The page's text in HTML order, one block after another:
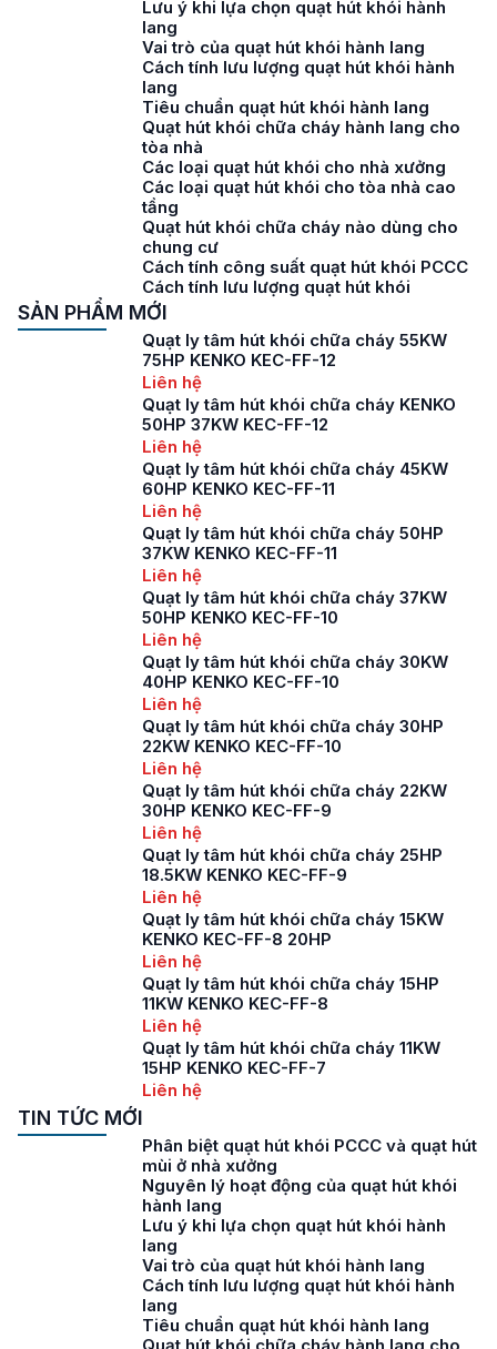
Lưu ý khi lựa chọn quạt hút khói hành
lang
Vai trò của quạt hút khói hành lang
Cách tính lưu lượng quạt hút khói hành
lang
Tiêu chuẩn quạt hút khói hành lang
Quạt hút khói chữa cháy hành lang cho
tòa nhà
Các loại quạt hút khói cho nhà xưởng
Các loại quạt hút khói cho tòa nhà cao
tầng
Quạt hút khói chữa cháy nào dùng cho
chung cư
Cách tính công suất quạt hút khói PCCC
Cách tính lưu lượng quạt hút khói
SẢN PHẨM MỚI
Quạt ly tâm hút khói chữa cháy 55KW
75HP KENKO KEC-FF-12
Liên hệ
Quạt ly tâm hút khói chữa cháy KENKO
50HP 37KW KEC-FF-12
Liên hệ
Quạt ly tâm hút khói chữa cháy 45KW
60HP KENKO KEC-FF-11
Liên hệ
Quạt ly tâm hút khói chữa cháy 50HP
37KW KENKO KEC-FF-11
Liên hệ
Quạt ly tâm hút khói chữa cháy 37KW
50HP KENKO KEC-FF-10
Liên hệ
Quạt ly tâm hút khói chữa cháy 30KW
40HP KENKO KEC-FF-10
Liên hệ
Quạt ly tâm hút khói chữa cháy 30HP
22KW KENKO KEC-FF-10
Liên hệ
Quạt ly tâm hút khói chữa cháy 22KW
30HP KENKO KEC-FF-9
Liên hệ
Quạt ly tâm hút khói chữa cháy 25HP
18.5KW KENKO KEC-FF-9
Liên hệ
Quạt ly tâm hút khói chữa cháy 15KW
KENKO KEC-FF-8 20HP
Liên hệ
Quạt ly tâm hút khói chữa cháy 15HP
11KW KENKO KEC-FF-8
Liên hệ
Quạt ly tâm hút khói chữa cháy 11KW
15HP KENKO KEC-FF-7
Liên hệ
TIN TỨC MỚI
Phân biệt quạt hút khói PCCC và quạt hút
mùi ở nhà xưởng
Nguyên lý hoạt động của quạt hút khói
hành lang
Lưu ý khi lựa chọn quạt hút khói hành
lang
Vai trò của quạt hút khói hành lang
Cách tính lưu lượng quạt hút khói hành
lang
Tiêu chuẩn quạt hút khói hành lang